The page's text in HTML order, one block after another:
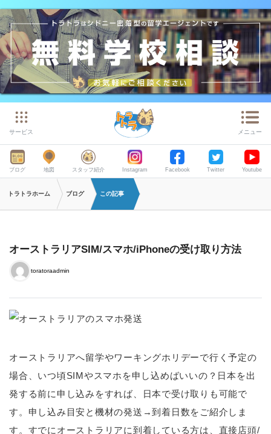
サービス メニュー
ブログ 地図 スタッフ紹介 Instagram Facebook Twitter Youtube
トラトラホーム ブログ この記事
オーストラリアSIM/スマホ/iPhoneの受け取り方法
toratoraadmin
オーストラリアへ留学やワーキングホリデーで行く予定の
場合、いつ頃SIMやスマホを申し込めばいいの？日本を出
発する前に申し込みをすれば、日本で受け取りも可能で
す。申し込み目安と機材の発送→到着日数をご紹介しま
す。すでにオーストラリアに到着している方は、直接店頭/